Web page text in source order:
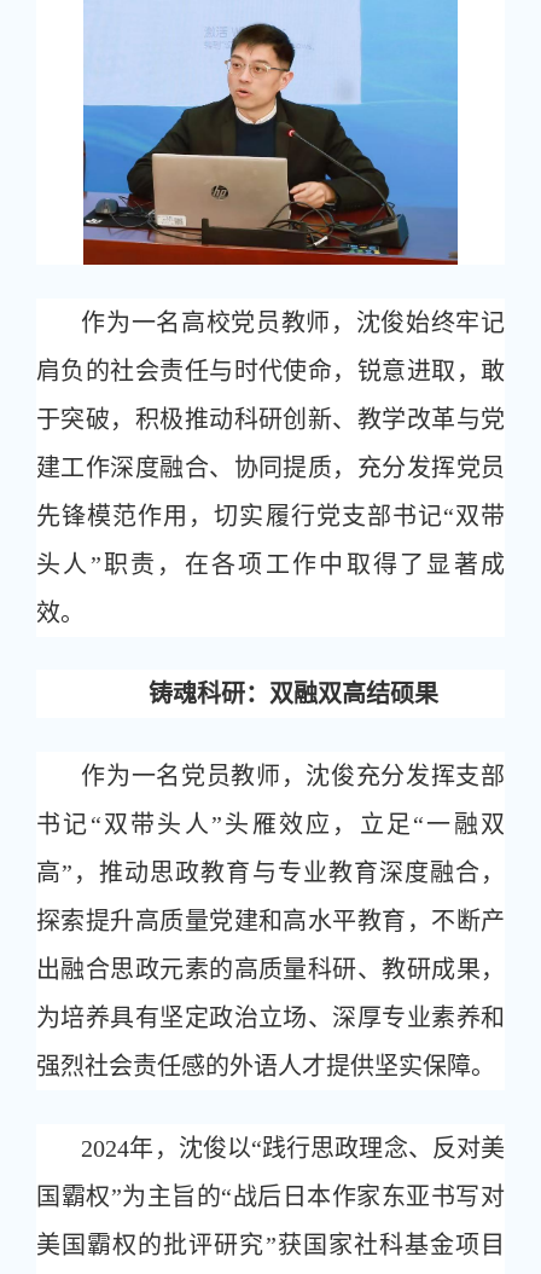
作为一名高校党员教师，沈俊始终牢记
肩负的社会责任与时代使命，锐意进取，敢
于突破，积极推动科研创新、教学改革与党
建工作深度融合、协同提质，充分发挥党员
先锋模范作用，切实履行党支部书记“双带
头人”职责，在各项工作中取得了显著成
效。
铸魂科研：双融双高结硕果
作为一名党员教师，沈俊充分发挥支部
书记“双带头人”头雁效应，立足“一融双
高”，推动思政教育与专业教育深度融合，
探索提升高质量党建和高水平教育，不断产
出融合思政元素的高质量科研、教研成果，
为培养具有坚定政治立场、深厚专业素养和
强烈社会责任感的外语人才提供坚实保障。
2024年，沈俊以“践行思政理念、反对美
国霸权”为主旨的“战后日本作家东亚书写对
美国霸权的批评研究”获国家社科基金项目